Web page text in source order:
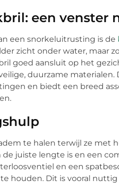
een venster
een snorkeluitrusting is de
zicht onder water, maar
goed aansluit op het
duurzame materialen.
en biedt een breed
te halen terwijl ze met
de juiste lengte is en een
en een
houden. Dit is vooral